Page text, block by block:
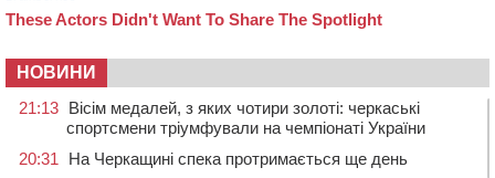
НОВИНИ
21:13 Вісім медалей, з яких чотири золоті: черкаські
спортсмени тріумфували на чемпіонаті України
20:31
На Черкащині спека протримається ще день